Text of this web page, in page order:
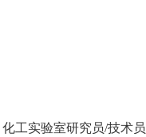
化工实验室研究员/技术员